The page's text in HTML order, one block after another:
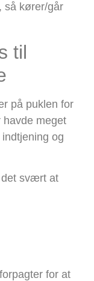
så kører/går
til
på puklen for
havde meget
og
det svært at
for at